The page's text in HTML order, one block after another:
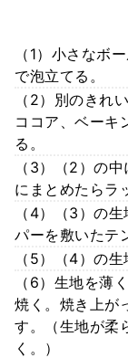
（1）小さなボ
で泡立てる。
（2）別のきれ
ココア、ベーキ
る。
（3）（2）の
にまとめたらラ
（4）（3）の
パーを敷いたテ
（5）（4）の
（6）生地を薄
焼く。焼き上が
す。（生地が柔
く。）